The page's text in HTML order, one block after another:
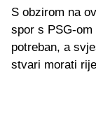
S obzirom na
spor s PSG-
potreban, a
stvari morati